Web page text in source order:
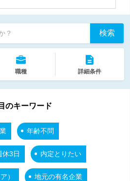
？ 検索
職種 詳細条件
のキーワード
年齢不問
休3日 内定とりたい
） 地元の有名企業